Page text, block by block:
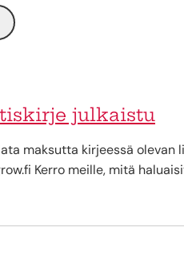
julkaistu
maksutta kirjeessä olevan
Kerro meille, mitä